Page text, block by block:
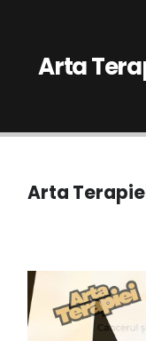
Arta
Arta